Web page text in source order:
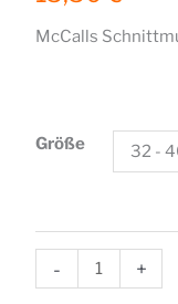
McCalls
Größe 32 -
-
McCalls
Schnittmuster
+